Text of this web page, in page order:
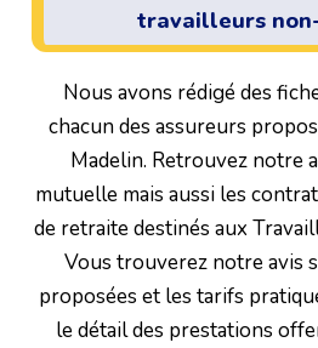
travailleurs
Nous avons rédigé des
chacun des assureurs
Madelin. Retrouvez notre
mutuelle mais aussi les
de retraite destinés aux
Vous trouverez notre avis
proposées et les tarifs
le détail des prestations